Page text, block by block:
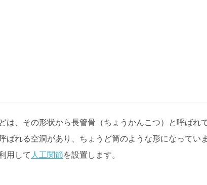
は、その形状から長管骨（ちょうかんこつ）と呼ばれ
ばれる空洞があり、ちょうど筒のような形になっていま
用して 人工関節を設置します。